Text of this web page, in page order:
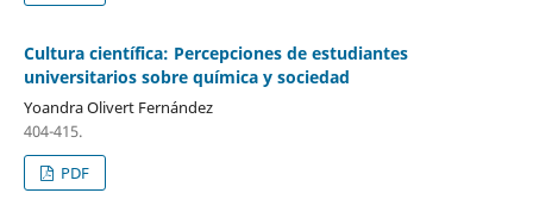
Cultura científica: Percepciones de estudiantes
universitarios sobre química y sociedad
Yoandra Olivert Fernández
404-415.
PDF